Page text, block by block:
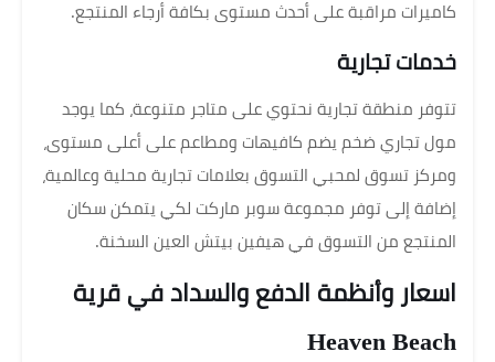
كاميرات مراقبة على أحدث مستوى بكافة أرجاء المنتجع.
خدمات تجارية
تتوفر منطقة تجارية نحتوي على متاجر متنوعة، كما يوجد
مول تجاري ضخم يضم كافيهات ومطاعم على أعلى مستوى،
ومركز تسوق لمحبي التسوق بعلامات تجارية محلية وعالمية،
إضافة إلى توفر مجموعة سوبر ماركت لكي يتمكن سكان
المنتجع من التسوق في هيفين بيتش العين السخنة.
اسعار وأنظمة الدفع والسداد في قرية
Heaven Beach